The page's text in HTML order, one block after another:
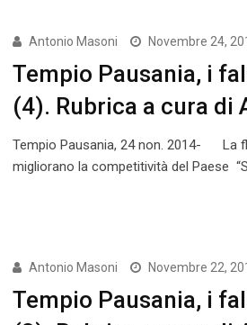
Antonio Masoni Novembre 24,
Tempio Pausania, i
(4). Rubrica a cura di
Tempio Pausania, 24 non. 2014- La
migliorano la competitività del Paese
Antonio Masoni Novembre 22,
Tempio Pausania, i